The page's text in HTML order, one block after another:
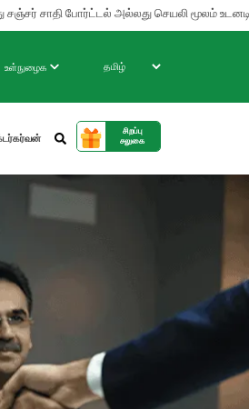
போர்ட்டல் அல்லது செயலி மூலம் உடனடியாக
உள்நுழைக
சிறப்பு
சலுகை